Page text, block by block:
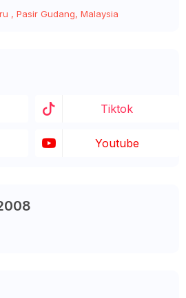
, Pasir Gudang, Malaysia
Tiktok
Youtube